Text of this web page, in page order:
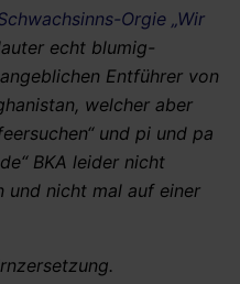
Orgie „Wir
echt blumig-
Entführer von
welcher aber
und pi und pa
BKA leider nicht
und nicht mal auf einer